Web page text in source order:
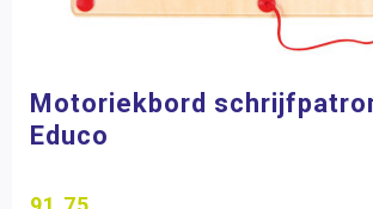
Motoriekbord
Educo